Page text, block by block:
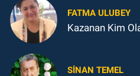
FATMA ULUBEY
Kazanan Kim
SINAN TEMEL